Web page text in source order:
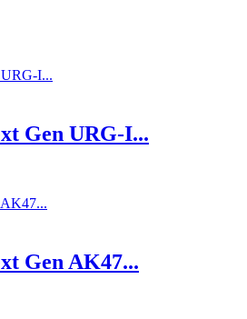
Gen URG-I...
Gen AK47...